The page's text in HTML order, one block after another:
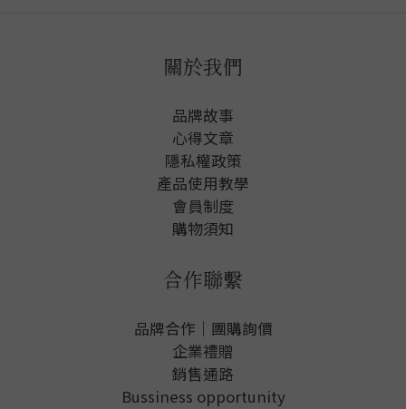
關於我們
品牌故事
心得文章
隱私權政策
產品使用教學
會員制度
購物須知
合作聯繫
品牌合作｜團購詢價
企業禮贈
銷售通路
Bussiness opportunity